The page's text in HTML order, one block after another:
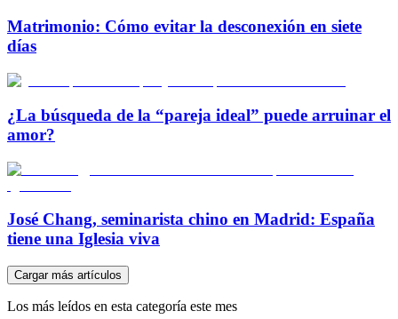
Matrimonio: Cómo evitar la desconexión en siete
días
¿La búsqueda de la “pareja ideal” puede arruinar el
amor?
José Chang, seminarista chino en Madrid: España
tiene una Iglesia viva
Cargar más artículos
Los más leídos en esta categoría este mes